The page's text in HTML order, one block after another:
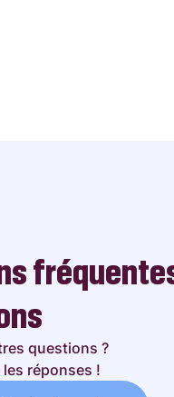
questions ?
réponses !